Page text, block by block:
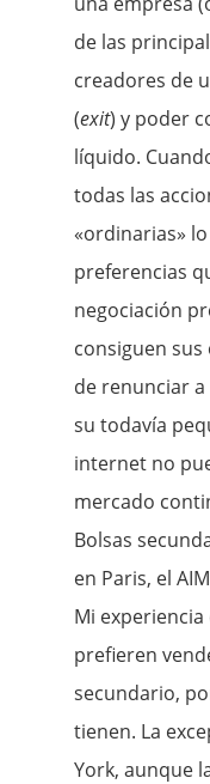
de las
creadores de
(exit) y poder
líquido.
todas las
«ordinarias»
preferencias
negociación
consiguen
de renunciar a
su todavía
internet no
mercado
Bolsas
en Paris, el
Mi
prefieren
secundario,
tienen. La
York, aunque